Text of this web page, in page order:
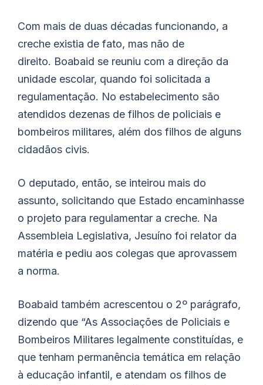
Com mais de duas décadas funcionando, a
creche existia de fato, mas não de
direito. Boabaid se reuniu com a direção da
unidade escolar, quando foi solicitada a
regulamentação. No estabelecimento são
atendidos dezenas de filhos de policiais e
bombeiros militares, além dos filhos de alguns
cidadãos civis.
O deputado, então, se inteirou mais do
assunto, solicitando que Estado encaminhasse
o projeto para regulamentar a creche. Na
Assembleia Legislativa, Jesuíno foi relator da
matéria e pediu aos colegas que aprovassem
a norma.
Boabaid também acrescentou o 2º parágrafo,
dizendo que “As Associações de Policiais e
Bombeiros Militares legalmente constituídas, e
que tenham permanência temática em relação
à educação infantil, e atendam os filhos de